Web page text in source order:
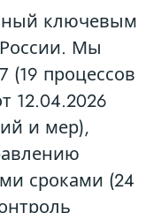
ключевым
Мы
(19 процессов
12.04.2026
и мер),
сроками (24